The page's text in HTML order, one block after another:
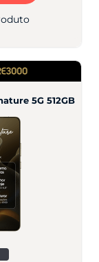
5G 512GB